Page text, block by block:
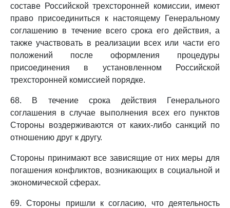
составе Российской трехсторонней комиссии, имеют
право присоединиться к настоящему Генеральному
соглашению в течение всего срока его действия, а
также участвовать в реализации всех или части его
положений после оформления процедуры
присоединения в установленном Российской
трехсторонней комиссией порядке.
68. В течение срока действия Генерального
соглашения в случае выполнения всех его пунктов
Стороны воздерживаются от каких-либо санкций по
отношению друг к другу.
Стороны принимают все зависящие от них меры для
погашения конфликтов, возникающих в социальной и
экономической сферах.
69. Стороны пришли к согласию, что деятельность